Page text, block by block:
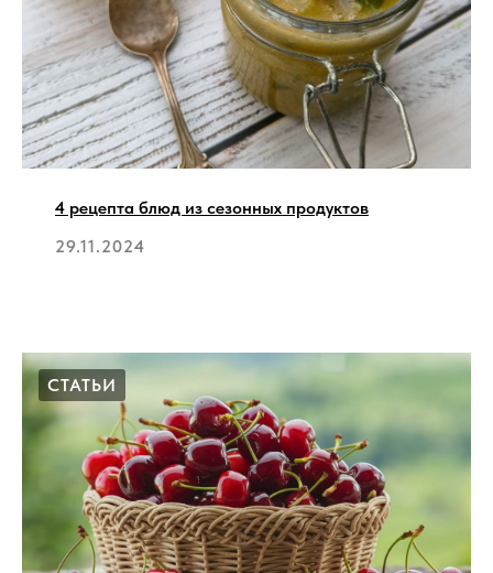
4 рецепта блюд из сезонных продуктов
29.11.2024
СТАТЬИ